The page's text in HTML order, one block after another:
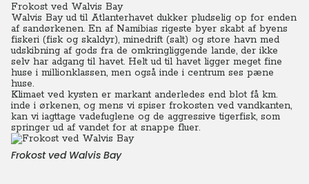
Frokost ved Walvis Bay
Walvis Bay ud til Atlanterhavet dukker pludselig op for enden
af sandørkenen. En af Namibias rigeste byer skabt af byens
fiskeri (fisk og skaldyr), minedrift (salt) og store havn med
udskibning af gods fra de omkringliggende lande, der ikke
selv har adgang til havet. Helt ud til havet ligger meget fine
huse i millionklassen, men også inde i centrum ses pæne
huse.
Klimaet ved kysten er markant anderledes end blot få km.
inde i ørkenen, og mens vi spiser frokosten ved vandkanten,
kan vi iagttage vadefuglene og de aggressive tigerfisk, som
springer ud af vandet for at snappe fluer.
Frokost ved Walvis Bay